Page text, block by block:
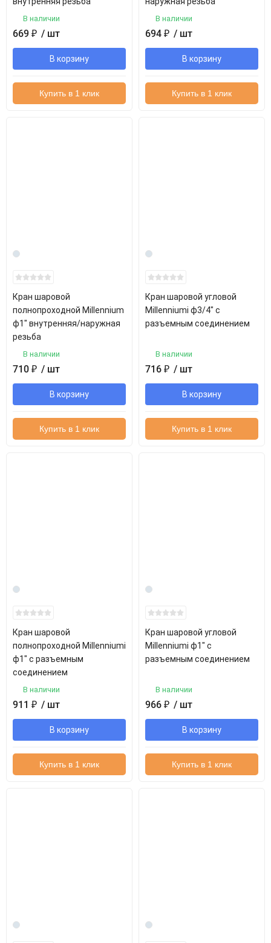
В наличии
669 ₽ / шт
В корзину
Купить в 1 клик
В наличии
694 ₽ / шт
В корзину
Купить в 1 клик
Кран шаровой
полнопроходной Millennium
ф1" внутренняя/наружная
резьба
В наличии
710 ₽ / шт
В корзину
Купить в 1 клик
Кран шаровой угловой
Millenniumi ф3/4" с
разъемным соединением
В наличии
716 ₽ / шт
В корзину
Купить в 1 клик
Кран шаровой
полнопроходной Millenniumi
ф1" с разъемным
соединением
В наличии
911 ₽ / шт
В корзину
Купить в 1 клик
Кран шаровой угловой
Millenniumi ф1" с
разъемным соединением
В наличии
966 ₽ / шт
В корзину
Купить в 1 клик